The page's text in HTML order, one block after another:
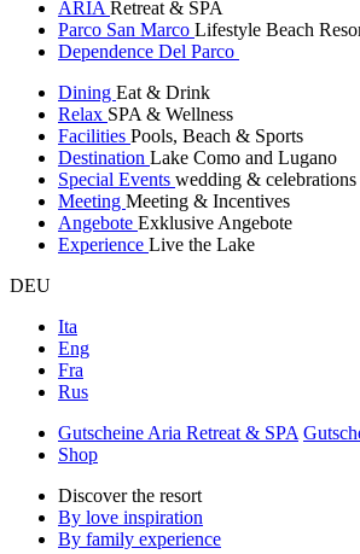
ARIA Retreat & SPA
Parco San Marco Lifestyle Beach
Dependence Del Parco
Dining Eat & Drink
Relax SPA & Wellness
Facilities Pools, Beach & Sports
Destination Lake Como and Lugano
Special Events wedding & celebrations
Meeting Meeting & Incentives
Angebote Exklusive Angebote
Experience Live the Lake
DEU
Ita
Eng
Fra
Rus
Gutscheine Aria Retreat & SPA
Shop
Discover the resort
By love inspiration
By family experience